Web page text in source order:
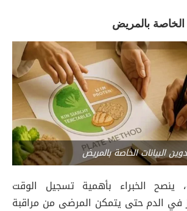
البيانات الخاصة بالمريض
ينصح الخبراء بأهمية تسجيل الوقت
في الدم حتى يتمكن المرضى من مراقبة